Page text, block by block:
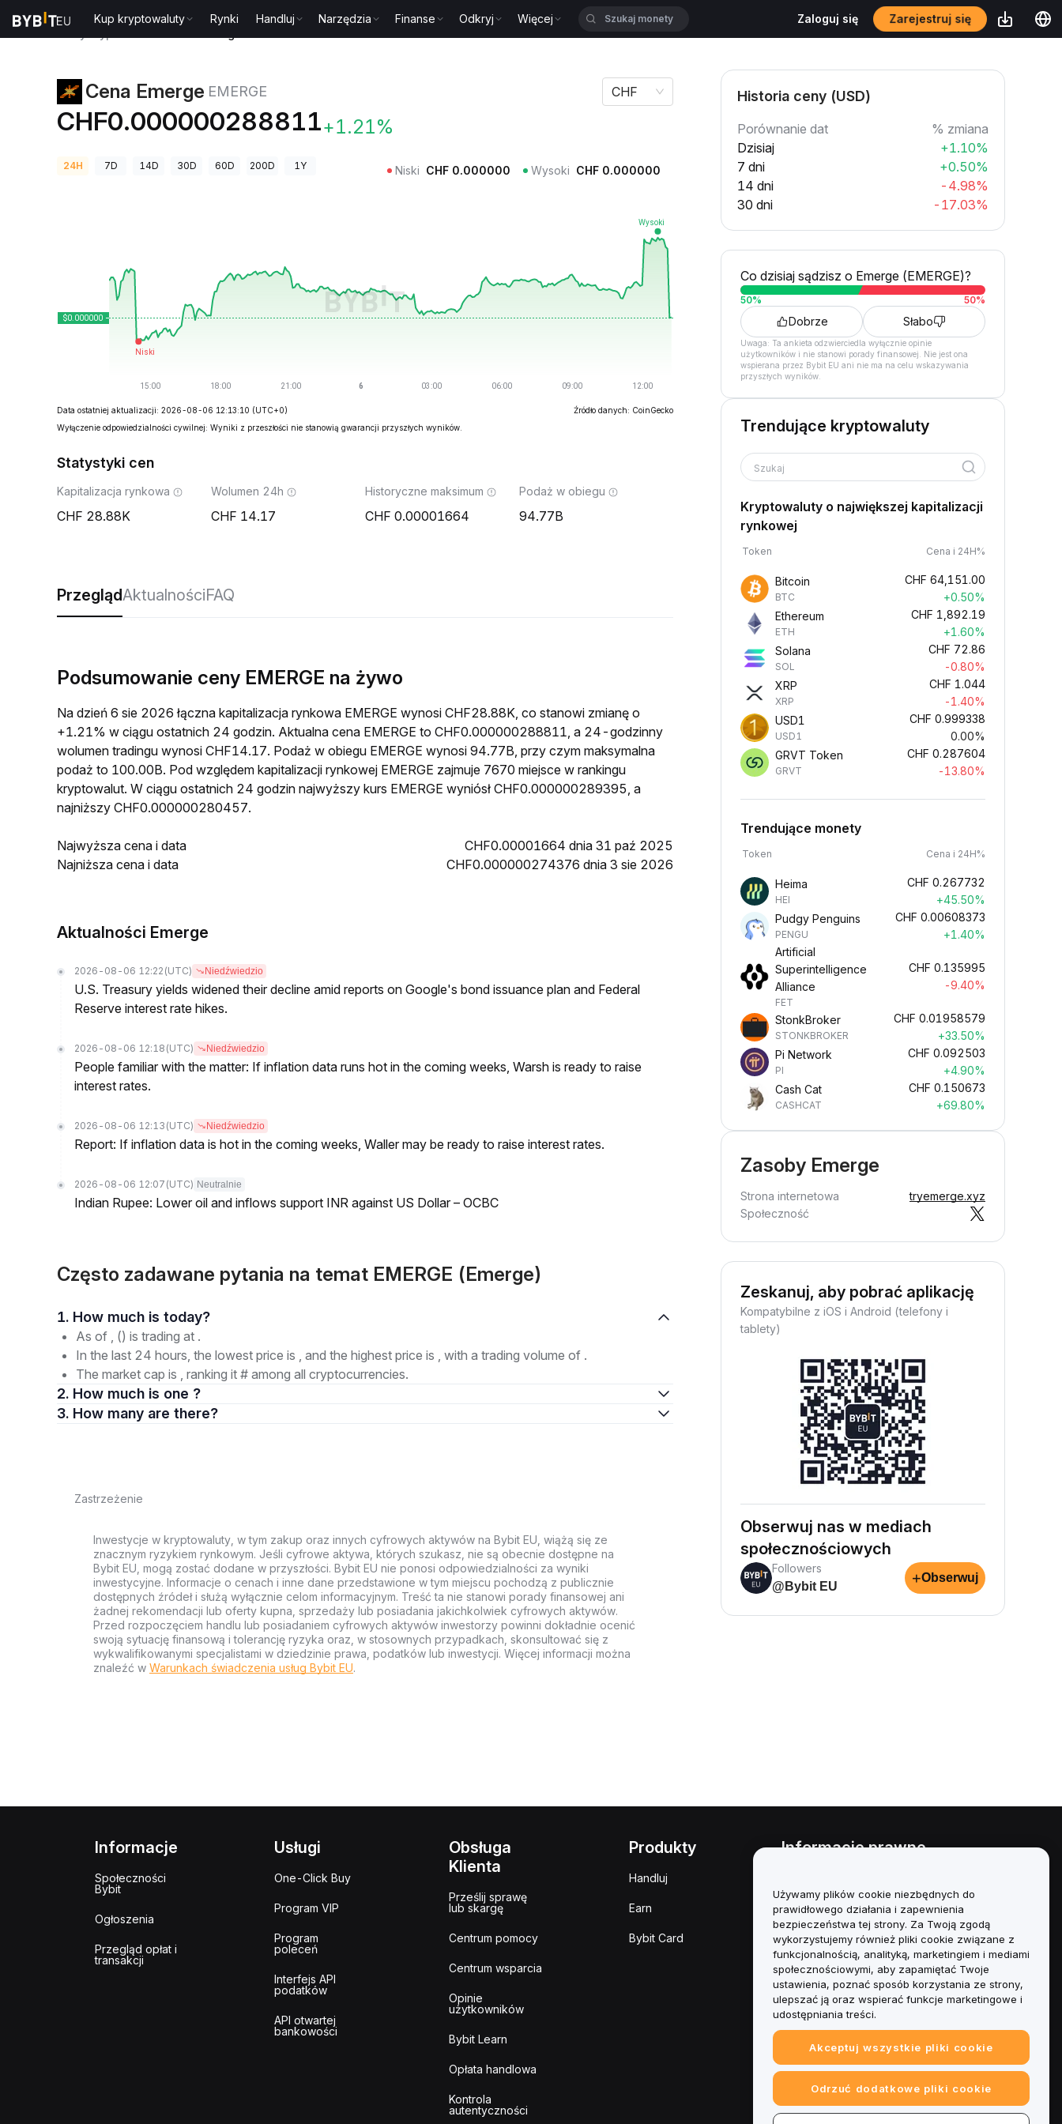
Kup kryptowaluty Rynki Handluj Narzędzia Finanse Odkryj Więcej Zaloguj się Zarejestruj się
Cena Emerge EMERGE
CHF0.000000288811+1.21%
CHF
24H 7D 14D 30D 60D 200D 1Y Niski CHF 0.000000 Wysoki CHF 0.000000
Data ostatniej aktualizacji: 2026-08-06 12:13:10 (UTC+0)
Źródło danych: CoinGecko
Wyłączenie odpowiedzialności cywilnej: Wyniki z przeszłości nie stanowią gwarancji przyszłych wyników.
Statystyki cen
Kapitalizacja rynkowa
28.88K
Wolumen 24h
14.17
Historyczne maksimum
0.00001664
Podaż w obiegu
94.77B
PrzeglądAktualnościFAQ
Podsumowanie ceny EMERGE na żywo
Na dzień 6 sie 2026 łączna kapitalizacja rynkowa EMERGE wynosi CHF28.88K, co stanowi zmianę o
+1.21% w ciągu ostatnich 24 godzin. Aktualna cena EMERGE to CHF0.000000288811, a 24-godzinny
wolumen tradingu wynosi CHF14.17. Podaż w obiegu EMERGE wynosi 94.77B, przy czym maksymalna
podaż to 100.00B. Pod względem kapitalizacji rynkowej EMERGE zajmuje 7670 miejsce w rankingu
kryptowalut. W ciągu ostatnich 24 godzin najwyższy kurs EMERGE wyniósł CHF0.000000289395, a
najniższy CHF0.000000280457.
Najwyższa cena i data
CHF0.00001664 dnia 31 paź 2025
Najniższa cena i data
CHF0.000000274376 dnia 3 sie 2026
Aktualności Emerge
2026-08-06 12:22 (UTC) Niedźwiedzio
U.S. Treasury yields widened their decline amid reports on Google's bond issuance plan and Federal
Reserve interest rate hikes.
2026-08-06 12:18 (UTC) Niedźwiedzio
People familiar with the matter: If inflation data runs hot in the coming weeks, Warsh is ready to raise
interest rates.
2026-08-06 12:13 (UTC) Niedźwiedzio
Report: If inflation data is hot in the coming weeks, Waller may be ready to raise interest rates.
2026-08-06 12:07 (UTC) Neutralnie
Indian Rupee: Lower oil and inflows support INR against US Dollar – OCBC
Często zadawane pytania na temat EMERGE (Emerge)
1. How much is today?
As of , () is trading at .
In the last 24 hours, the lowest price is , and the highest price is , with a trading volume of .
The market cap is , ranking it # among all cryptocurrencies.
2. How much is one ?
3. How many are there?
Zastrzeżenie
Inwestycje w kryptowaluty, w tym zakup oraz innych cyfrowych aktywów na Bybit EU, wiążą się ze
znacznym ryzykiem rynkowym. Jeśli cyfrowe aktywa, których szukasz, nie są obecnie dostępne na
Bybit EU, mogą zostać dodane w przyszłości. Bybit EU nie ponosi odpowiedzialności za wyniki
inwestycyjne. Informacje o cenach i inne dane przedstawione w tym miejscu pochodzą z publicznie
dostępnych źródeł i służą wyłącznie celom informacyjnym. Treść ta nie stanowi porady finansowej ani
żadnej rekomendacji lub oferty kupna, sprzedaży lub posiadania jakichkolwiek cyfrowych aktywów.
Przed rozpoczęciem handlu lub posiadaniem cyfrowych aktywów inwestorzy powinni dokładnie ocenić
swoją sytuację finansową i tolerancję ryzyka oraz, w stosownych przypadkach, skonsultować się z
wykwalifikowanymi specjalistami w dziedzinie prawa, podatków lub inwestycji. Więcej informacji można
znaleźć w Warunkach świadczenia usług Bybit EU.
Historia ceny (USD)
Porównanie dat
% zmiana
Dzisiaj
+1.10%
7 dni
+0.50%
14 dni
-4.98%
30 dni
-17.03%
Co dzisiaj sądzisz o Emerge (EMERGE)?
50% 50%
Dobrze Słabo
Uwaga: Ta ankieta odzwierciedla wyłącznie opinie
użytkowników i nie stanowi porady finansowej. Nie jest ona
wspierana przez Bybit EU ani nie ma na celu wskazywania
przyszłych wyników.
Trendujące kryptowaluty
Szukaj
Kryptowaluty o największej kapitalizacji
rynkowej
Token Cena i 24H%
Bitcoin
BTC
CHF 64,151.00
+0.50%
Ethereum
ETH
CHF 1,892.19
+1.60%
Solana
SOL
CHF 72.86
-0.80%
XRP
XRP
CHF 1.044
-1.40%
USD1
USD1
CHF 0.999338
0.00%
GRVT Token
GRVT
CHF 0.287604
-13.80%
Trendujące monety
Token Cena i 24H%
Heima
HEI
CHF 0.267732
+45.50%
Pudgy Penguins
PENGU
CHF 0.00608373
+1.40%
Artificial
Superintelligence
Alliance
FET
CHF 0.135995
-9.40%
StonkBroker
STONKBROKER
CHF 0.01958579
+33.50%
Pi Network
PI
CHF 0.092503
+4.90%
Cash Cat
CASHCAT
CHF 0.150673
+69.80%
Zasoby Emerge
Strona internetowa
tryemerge.xyz
Społeczność
Zeskanuj, aby pobrać aplikację
Kompatybilne z iOS i Android (telefony i
tablety)
Obserwuj nas w mediach
społecznościowych
Followers
@Bybit EU
+Obserwuj
Informacje
Społeczności
Bybit
Ogłoszenia
Przegląd opłat i
transakcji
Usługi
One-Click Buy
Program VIP
Program
poleceń
Interfejs API
podatków
API otwartej
bankowości
Obsługa
Klienta
Prześlij sprawę
lub skargę
Centrum pomocy
Centrum wsparcia
Opinie
użytkowników
Bybit Learn
Opłata handlowa
Kontrola
autentyczności
Produkty
Handluj
Earn
Bybit Card
Informacje prawne
interesów
Podsumowanie polityki
powiernictwa i zarządzania
Informacje ESG
Biuletyny informacyjne
kryptoaktywów
Używamy plików cookie niezbędnych do
prawidłowego działania i zapewnienia
bezpieczeństwa tej strony. Za Twoją zgodą
wykorzystujemy również pliki cookie związane z
funkcjonalnością, analityką, marketingiem i mediami
społecznościowymi, aby zapamiętać Twoje
ustawienia, poznać sposób korzystania ze strony,
ulepszać ją oraz wspierać funkcje marketingowe i
udostępniania treści.
Akceptuj wszystkie pliki cookie
Odrzuć dodatkowe pliki cookie